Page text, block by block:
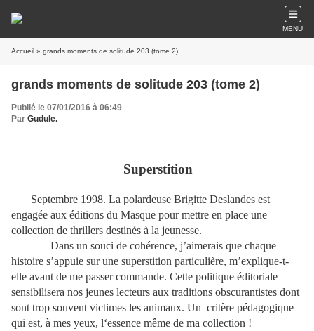
MENU
Accueil » grands moments de solitude 203 (tome 2)
grands moments de solitude 203 (tome 2)
Publié le 07/01/2016 à 06:49
Par Gudule.
Superstition
Septembre 1998. La polardeuse Brigitte Deslandes est
engagée aux éditions du Masque pour mettre en place une
collection de thrillers destinés à la jeunesse.
— Dans un souci de cohérence, j’aimerais que chaque
histoire s’appuie sur une superstition particulière, m’explique-t-
elle avant de me passer commande. Cette politique éditoriale
sensibilisera nos jeunes lecteurs aux traditions obscurantistes dont
sont trop souvent victimes les animaux. Un critère pédagogique
qui est, à mes yeux, l‘essence même de ma collection !